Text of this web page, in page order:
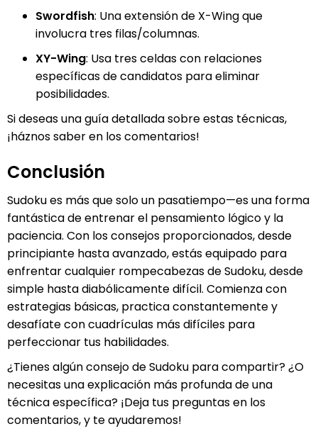
Swordfish: Una extensión de X-Wing que
involucra tres filas/columnas.
XY-Wing: Usa tres celdas con relaciones
específicas de candidatos para eliminar
posibilidades.
Si deseas una guía detallada sobre estas técnicas,
¡háznos saber en los comentarios!
Conclusión
Sudoku es más que solo un pasatiempo—es una forma
fantástica de entrenar el pensamiento lógico y la
paciencia. Con los consejos proporcionados, desde
principiante hasta avanzado, estás equipado para
enfrentar cualquier rompecabezas de Sudoku, desde
simple hasta diabólicamente difícil. Comienza con
estrategias básicas, practica constantemente y
desafíate con cuadrículas más difíciles para
perfeccionar tus habilidades.
¿Tienes algún consejo de Sudoku para compartir? ¿O
necesitas una explicación más profunda de una
técnica específica? ¡Deja tus preguntas en los
comentarios, y te ayudaremos!